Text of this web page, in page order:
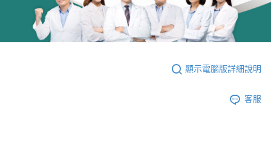
顯示電腦版詳細說明
客服